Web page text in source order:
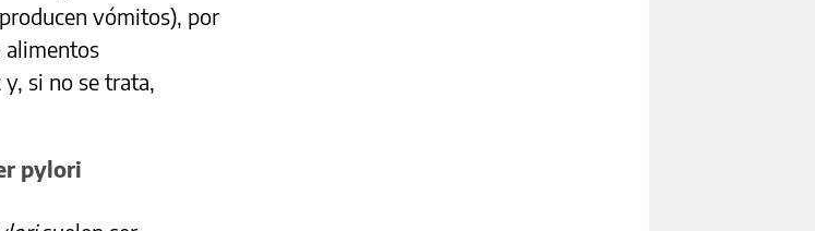
vómitos), por
alimentos
si no se trata,
pylori